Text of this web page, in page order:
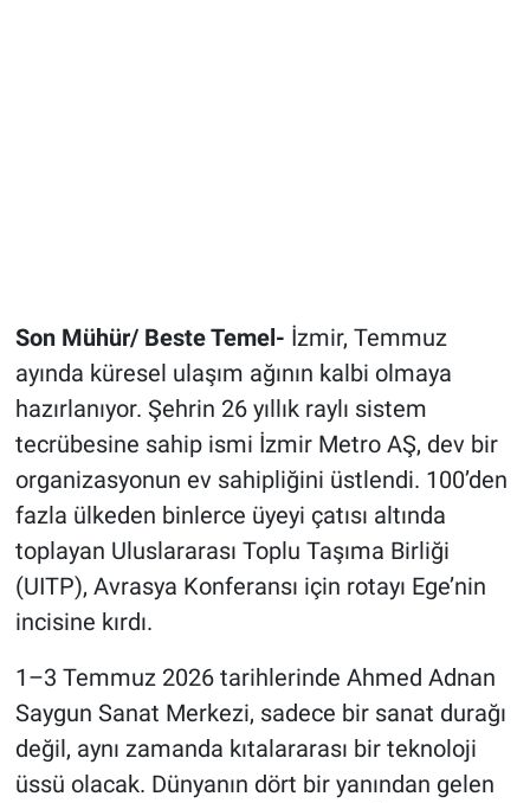
Son Mühür/ Beste Temel- İzmir, Temmuz
ayında küresel ulaşım ağının kalbi olmaya
hazırlanıyor. Şehrin 26 yıllık raylı sistem
tecrübesine sahip ismi İzmir Metro AŞ, dev bir
organizasyonun ev sahipliğini üstlendi. 100’den
fazla ülkeden binlerce üyeyi çatısı altında
toplayan Uluslararası Toplu Taşıma Birliği
(UITP), Avrasya Konferansı için rotayı Ege’nin
incisine kırdı.
1–3 Temmuz 2026 tarihlerinde Ahmed Adnan
Saygun Sanat Merkezi, sadece bir sanat durağı
değil, aynı zamanda kıtalararası bir teknoloji
üssü olacak. Dünyanın dört bir yanından gelen